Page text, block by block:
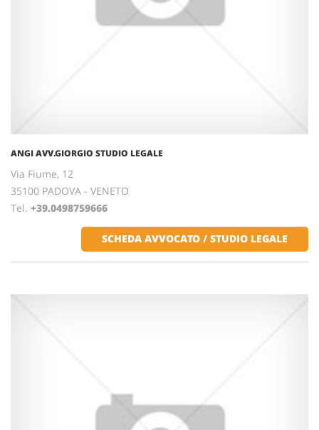
ANGI AVV.GIORGIO STUDIO LEGALE
Via Fiume, 12
35100 PADOVA - VENETO
Tel. +39.0498759666
SCHEDA AVVOCATO / STUDIO LEGALE